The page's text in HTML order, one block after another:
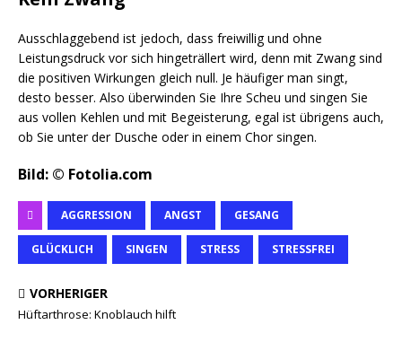
Ausschlaggebend ist jedoch, dass freiwillig und ohne
Leistungsdruck vor sich hingeträllert wird, denn mit Zwang sind
die positiven Wirkungen gleich null. Je häufiger man singt,
desto besser. Also überwinden Sie Ihre Scheu und singen Sie
aus vollen Kehlen und mit Begeisterung, egal ist übrigens auch,
ob Sie unter der Dusche oder in einem Chor singen.
Bild: © Fotolia.com
AGGRESSION ANGST GESANG
GLÜCKLICH SINGEN STRESS STRESSFREI
VORHERIGER
Hüftarthrose: Knoblauch hilft